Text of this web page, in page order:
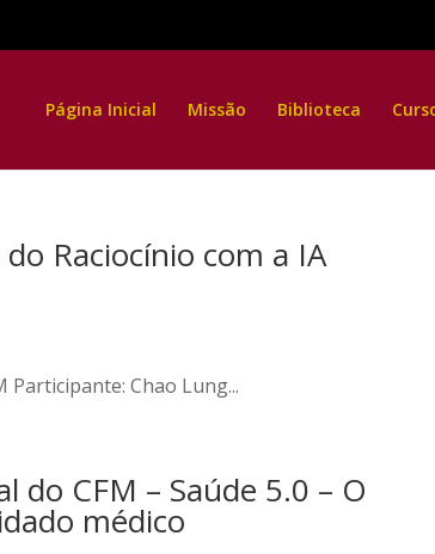
Página Inicial Missão Biblioteca
Raciocínio com a IA
Participante: Chao Lung...
do CFM – Saúde 5.0 – O
médico